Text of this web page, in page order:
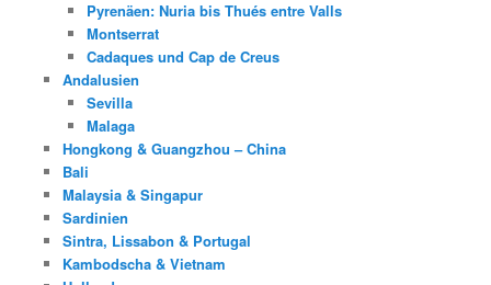
Pyrenäen: Nuria bis Thués entre Valls
Montserrat
Cadaques und Cap de Creus
Andalusien
Sevilla
Malaga
Hongkong & Guangzhou – China
Bali
Malaysia & Singapur
Sardinien
Sintra, Lissabon & Portugal
Kambodscha & Vietnam